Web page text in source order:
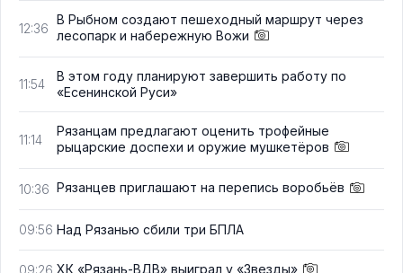
12:36
В Рыбном создают пешеходный маршрут через
лесопарк и набережную Вожи
11:54
В этом году планируют завершить работу по
«Есенинской Руси»
11:14
Рязанцам предлагают оценить трофейные
рыцарские доспехи и оружие мушкетёров
10:36 Рязанцев приглашают на перепись воробьёв
09:56 Над Рязанью сбили три БПЛА
09:26 ХК «Рязань-ВДВ» выиграл у «Звезды»